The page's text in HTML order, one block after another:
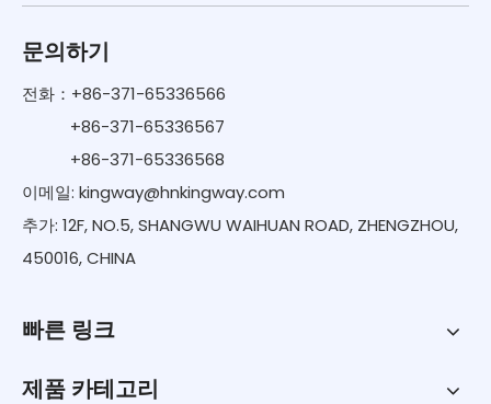
문의하기
전화：+86-371-65336566
+86-371-65336567
+86-371-65336568
이메일: kingway@hnkingway.com
추가: 12F, NO.5, SHANGWU WAIHUAN ROAD, ZHENGZHOU,
450016, CHINA
빠른 링크
제품 카테고리